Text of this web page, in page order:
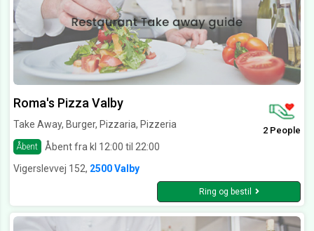
Roma's Pizza Valby
Take Away, Burger, Pizzaria, Pizzeria
Åbent Åbent fra kl 12:00 til 22:00
2 People
Vigerslevvej 152, 2500 Valby
Ring og bestil